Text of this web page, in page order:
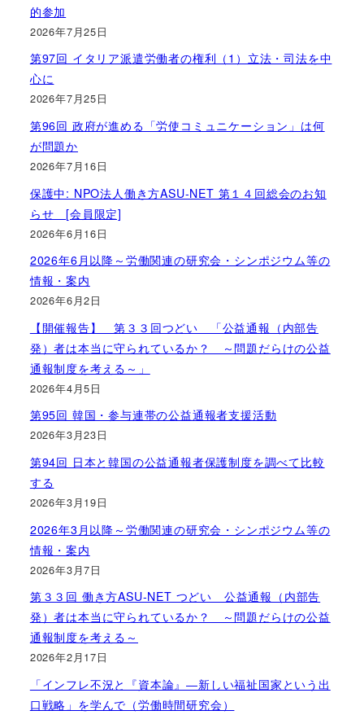
的参加
2026年7月25日
第97回 イタリア派遣労働者の権利（1）立法・司法を中
心に
2026年7月25日
第96回 政府が進める「労使コミュニケーション」は何
が問題か
2026年7月16日
保護中: NPO法人働き方ASU-NET 第１４回総会のお知
らせ [会員限定]
2026年6月16日
2026年6月以降～労働関連の研究会・シンポジウム等の
情報・案内
2026年6月2日
【開催報告】 第３３回つどい 「公益通報（内部告
発）者は本当に守られているか？ ～問題だらけの公益
通報制度を考える～」
2026年4月5日
第95回 韓国・参与連帯の公益通報者支援活動
2026年3月23日
第94回 日本と韓国の公益通報者保護制度を調べて比較
する
2026年3月19日
2026年3月以降～労働関連の研究会・シンポジウム等の
情報・案内
2026年3月7日
第３３回 働き方ASU-NET つどい 公益通報（内部告
発）者は本当に守られているか？ ～問題だらけの公益
通報制度を考える～
2026年2月17日
「インフレ不況と『資本論』―新しい福祉国家という出
口戦略」を学んで（労働時間研究会）